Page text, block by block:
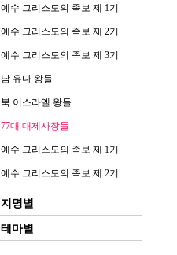
예수 그리스도의 족보 제 1기
예수 그리스도의 족보 제 2기
예수 그리스도의 족보 제 3기
남 유다 왕들
북 이스라엘 왕들
77대 대제사장들
예수 그리스도의 족보 제 1기
예수 그리스도의 족보 제 2기
지명별
테마별